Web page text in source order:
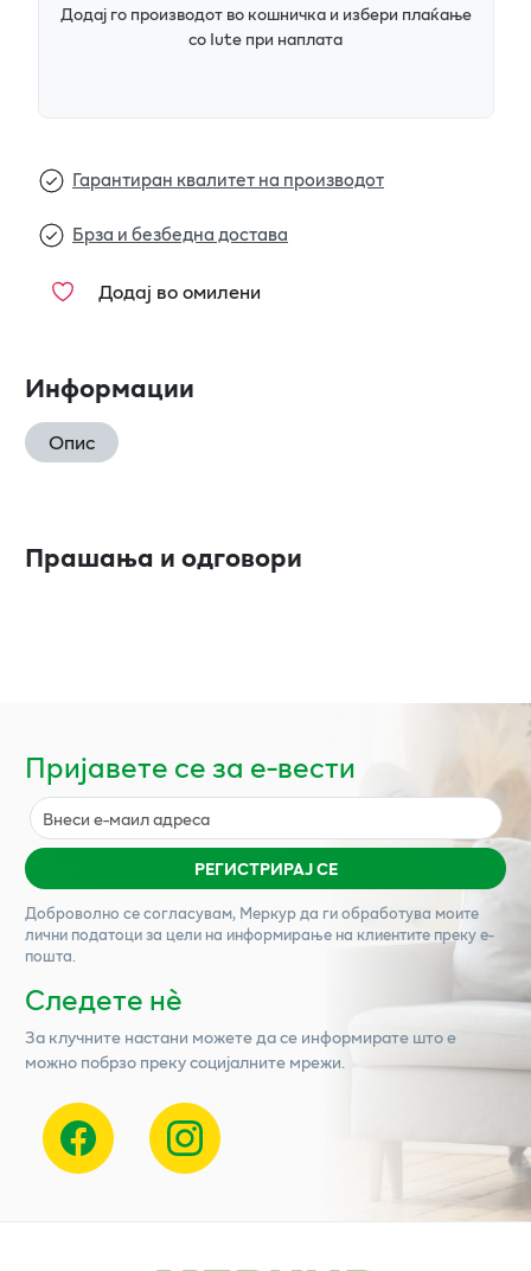
Додај го производот во кошничка и избери плаќање
со Iute при наплата
Гарантиран квалитет на производот
Брза и безбедна достава
Додај во омилени
Информации
Опис
Прашања и одговори
Пријавете се за е-вести
РЕГИСТРИРАЈ СЕ
Доброволно се согласувам, Меркурда ги обработува моите
лични податоци за цели на информирање на клиентите преку е-
пошта.
Следете нѐ
За клучните настани можете да се информирате што е
можно побрзо преку социјалните мрежи.